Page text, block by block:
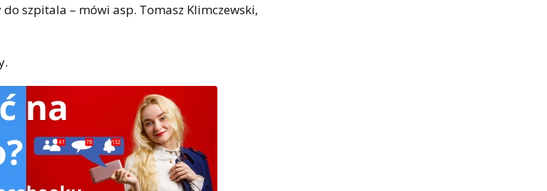
szpitala – mówi asp. Tomasz Klimczewski,